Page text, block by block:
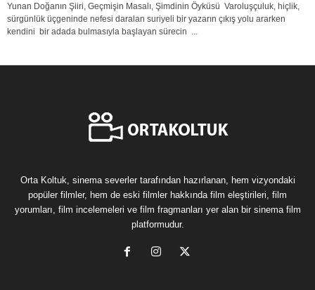
Yunan Doğanın Şiiri, Geçmişin Masalı, Şimdinin Öyküsü Varoluşçuluk, hiçlik,
sürgünlük üçgeninde nefesi daralan suriyeli bir yazarın çıkış yolu ararken
kendini bir adada bulmasıyla başlayan sürecin ...
Orta Koltuk, sinema severler tarafından hazırlanan, hem vizyondaki
popüler filmler, hem de eski filmler hakkında film eleştirileri, film
yorumları, film incelemeleri ve film fragmanları yer alan bir sinema film
platformudur.